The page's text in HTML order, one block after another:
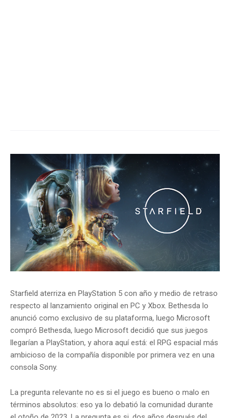
Starfield aterriza en PlayStation 5 con año y medio de retraso
respecto al lanzamiento original en PC y Xbox. Bethesda lo
anunció como exclusivo de su plataforma, luego Microsoft
compró Bethesda, luego Microsoft decidió que sus juegos
llegarían a PlayStation, y ahora aquí está: el RPG espacial más
ambicioso de la compañía disponible por primera vez en una
consola Sony.
La pregunta relevante no es si el juego es bueno o malo en
términos absolutos: eso ya lo debatió la comunidad durante